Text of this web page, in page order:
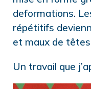
deformations.
répétitifs
et maux de
Un travail que